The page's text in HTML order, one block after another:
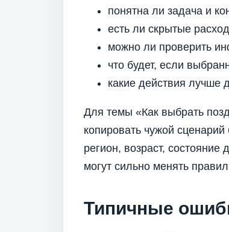
понятна ли задача и
есть ли скрытые
можно ли проверить
что будет, если
какие действия лучше
Для темы «Как выбрать
копировать чужой
регион, возраст,
могут сильно менять
Типичные